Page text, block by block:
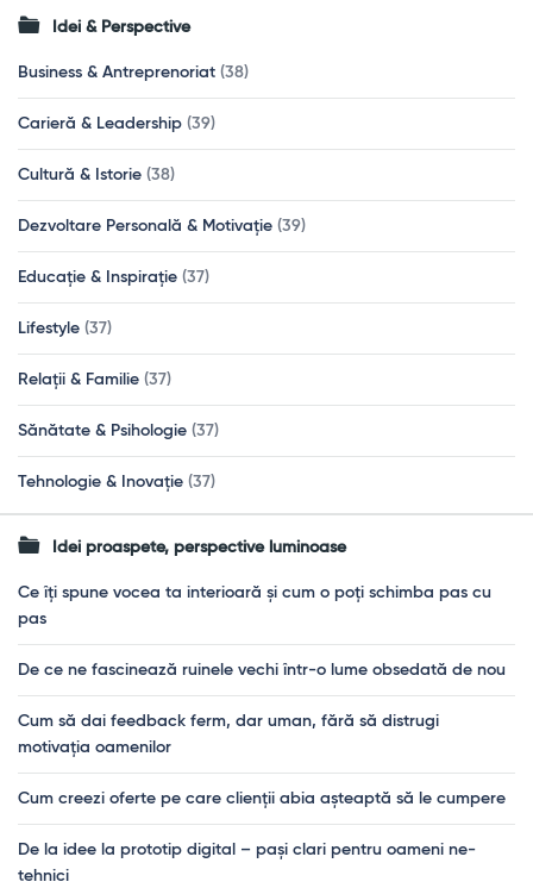
Idei & Perspective
Business & Antreprenoriat (38)
Carieră & Leadership (39)
Cultură & Istorie (38)
Dezvoltare Personală & Motivație (39)
Educație & Inspirație (37)
Lifestyle (37)
Relații & Familie (37)
Sănătate & Psihologie (37)
Tehnologie & Inovație (37)
Idei proaspete, perspective luminoase
Ce îți spune vocea ta interioară și cum o poți schimba pas cu
pas
De ce ne fascinează ruinele vechi într-o lume obsedată de nou
Cum să dai feedback ferm, dar uman, fără să distrugi
motivația oamenilor
Cum creezi oferte pe care clienții abia așteaptă să le cumpere
De la idee la prototip digital – pași clari pentru oameni ne-
tehnici